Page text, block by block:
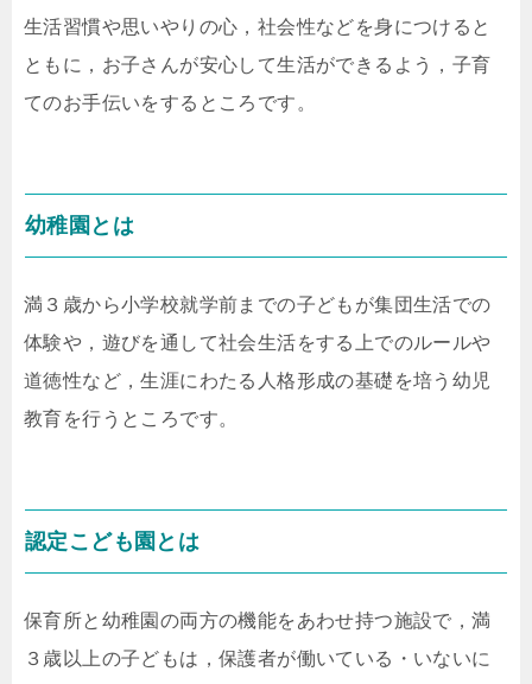
生活習慣や思いやりの心，社会性などを身につけると
ともに，お子さんが安心して生活ができるよう，子育
てのお手伝いをするところです。
幼稚園とは
満３歳から小学校就学前までの子どもが集団生活での
体験や，遊びを通して社会生活をする上でのルールや
道徳性など，生涯にわたる人格形成の基礎を培う幼児
教育を行うところです。
認定こども園とは
保育所と幼稚園の両方の機能をあわせ持つ施設で，満
３歳以上の子どもは，保護者が働いている・いないに